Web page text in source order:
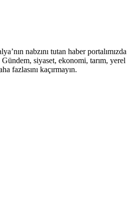
nabzını tutan haber portalımızda
siyaset, ekonomi, tarım, yerel
fazlasını kaçırmayın.